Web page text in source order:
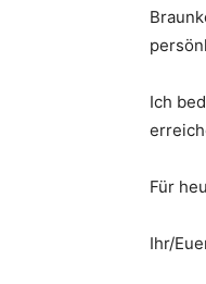
Ich
Für
Ihr/